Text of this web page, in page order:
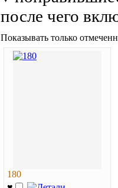
после чего
Показывать только
180